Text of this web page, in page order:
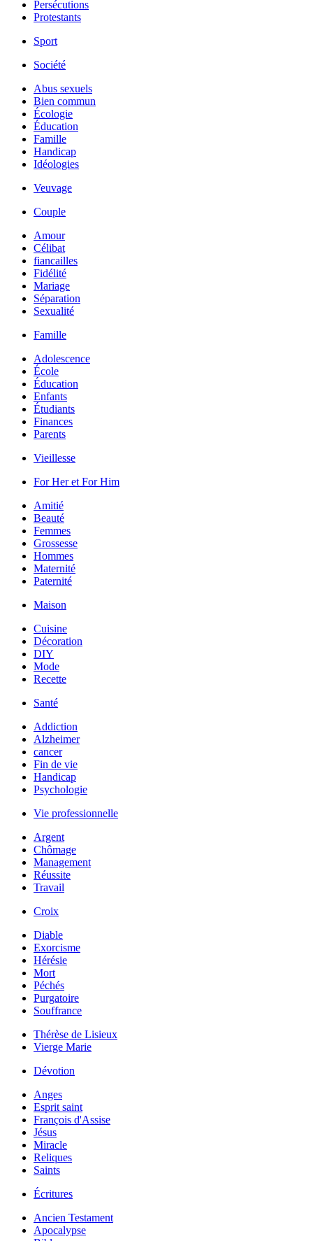
Persécutions
Protestants
Sport
Société
Abus sexuels
Bien commun
Écologie
Éducation
Famille
Handicap
Idéologies
Veuvage
Couple
Amour
Célibat
fiancailles
Fidélité
Mariage
Séparation
Sexualité
Famille
Adolescence
École
Éducation
Enfants
Étudiants
Finances
Parents
Vieillesse
For Her et For Him
Amitié
Beauté
Femmes
Grossesse
Hommes
Maternité
Paternité
Maison
Cuisine
Décoration
DIY
Mode
Recette
Santé
Addiction
Alzheimer
cancer
Fin de vie
Handicap
Psychologie
Vie professionnelle
Argent
Chômage
Management
Réussite
Travail
Croix
Diable
Exorcisme
Hérésie
Mort
Péchés
Purgatoire
Souffrance
Thérèse de Lisieux
Vierge Marie
Dévotion
Anges
Esprit saint
François d'Assise
Jésus
Miracle
Reliques
Saints
Écritures
Ancien Testament
Apocalypse